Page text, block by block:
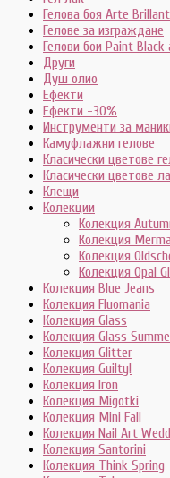
Гелова боя Arte
Гелове за изграждане
Гелови бои Paint
Други
Душ олио
Ефекти
Ефекти -30%
Инструменти за
Камуфлажни гелове
Класически цветове
Класически цветове
Клещи
Колекции
Колекция
Колекция
Колекция
Колекция Opal
Колекция Blue Jeans
Колекция Fluomania
Колекция Glass
Колекция Glass
Колекция Glitter
Колекция Guilty!
Колекция Iron
Колекция Migotki
Колекция Mini Fall
Колекция Nail Art
Колекция Santorini
Колекция Think Spring